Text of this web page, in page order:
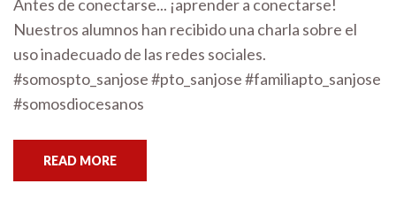
Antes de conectarse... ¡aprender a conectarse!
Nuestros alumnos han recibido una charla sobre el
uso inadecuado de las redes sociales.
#somospto_sanjose #pto_sanjose #familiapto_sanjose
#somosdiocesanos
READ MORE